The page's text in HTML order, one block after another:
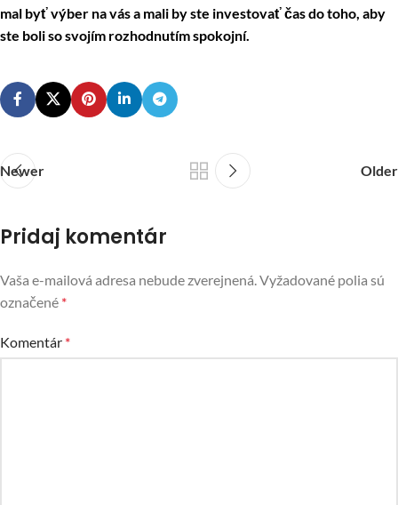
mal byť výber na vás a mali by ste investovať čas do toho, aby
ste boli so svojím rozhodnutím spokojní.
Newer Older
Pridaj komentár
Vaša e-mailová adresa nebude zverejnená. Vyžadované polia sú
označené *
Komentár *